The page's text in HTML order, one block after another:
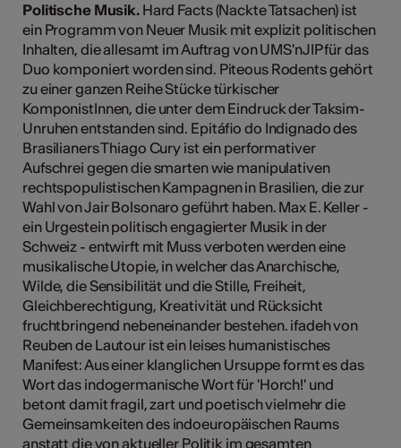
Politische Musik.Hard Facts (Nackte Tatsachen) ist
ein Programm von Neuer Musik mit explizit politischen
Inhalten, die allesamt im Auftrag von UMS'nJIP für das
Duo komponiert worden sind. Piteous Rodents gehört
zu einer ganzen Reihe Stücke türkischer
KomponistInnen, die unter dem Eindruck der Taksim-
Unruhen entstanden sind. Epitáfio do Indignado des
Brasilianers Thiago Cury ist ein performativer
Aufschrei gegen die smarten wie manipulativen
rechtspopulistischen Kampagnen in Brasilien, die zur
Wahl von Jair Bolsonaro geführt haben. Max E. Keller -
ein Urgestein politisch engagierter Musik in der
Schweiz - entwirft mit Muss verboten werden eine
musikalische Utopie, in welcher das Anarchische,
Wilde, die Sensibilität und die Stille, Freiheit,
Gleichberechtigung, Kreativität und Rücksicht
fruchtbringend nebeneinander bestehen. ifadeh von
Reuben de Lautour ist ein leises humanistisches
Manifest: Aus einer klanglichen Ursuppe formt es das
Wort das indogermanische Wort für 'Horch!' und
betont damit fragil, zart und poetisch vielmehr die
Gemeinsamkeiten des indoeuropäischen Raums
anstatt die von aktueller Politik im gesamten